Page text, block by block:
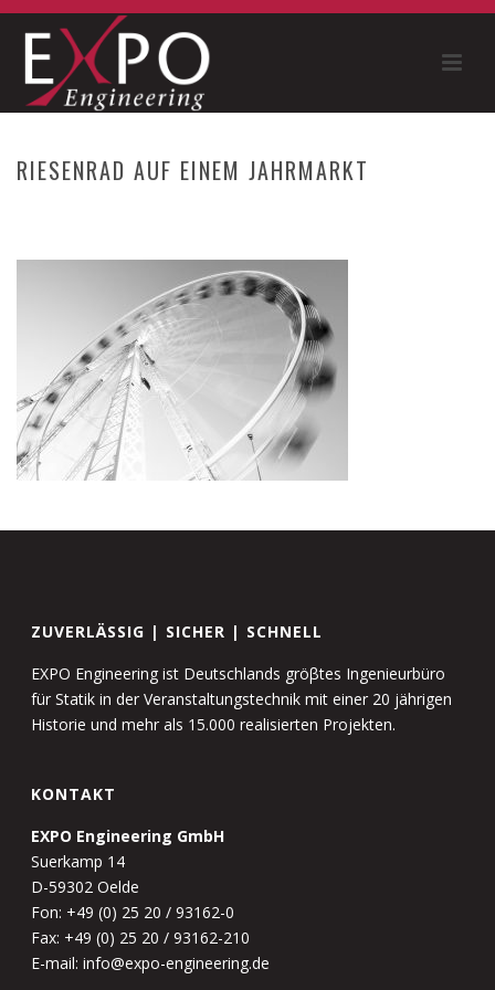
RIESENRAD AUF EINEM JAHRMARKT
ZUVERLÄSSIG | SICHER | SCHNELL
EXPO Engineering ist Deutschlands gröβtes Ingenieurbüro
für Statik in der Veranstaltungstechnik mit einer 20 jährigen
Historie und mehr als 15.000 realisierten Projekten.
KONTAKT
EXPO Engineering GmbH
Suerkamp 14
D-59302 Oelde
Fon: +49 (0) 25 20 / 93162-0
Fax: +49 (0) 25 20 / 93162-210
E-mail: info@expo-engineering.de